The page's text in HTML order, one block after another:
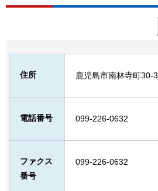
住所 鹿児島市南林寺町30-3
電話番号 099-226-0632
ファクス
番号
099-226-0632